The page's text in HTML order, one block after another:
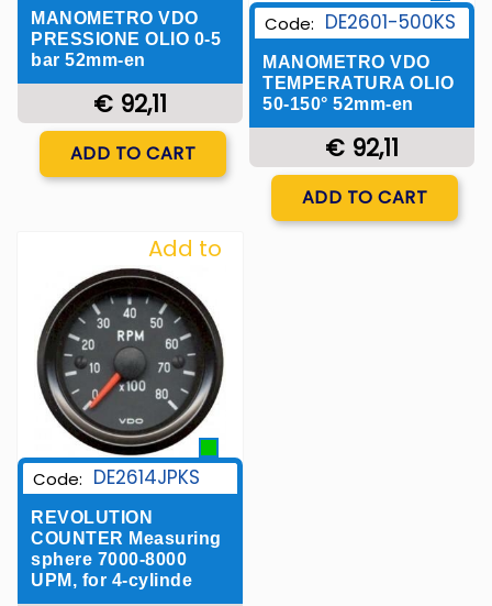
MANOMETRO VDO
PRESSIONE OLIO 0-5
bar 52mm-en
€ 92,11
ADD TO CART
Code: DE2601-500KS
MANOMETRO VDO
TEMPERATURA OLIO
50-150° 52mm-en
€ 92,11
ADD TO CART
Add to
Wishlist
Code: DE2614JPKS
REVOLUTION
COUNTER Measuring
sphere 7000-8000
UPM, for 4-cylinde